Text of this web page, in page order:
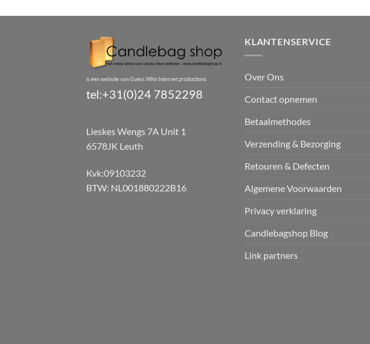
is een website van Guess Who Internet productions
tel:+31(0)24 7852298
Lieskes Wengs 7A Unit 1
6578JK Leuth
Kvk:09103232
BTW: NL001880222B16
KLANTENSERVICE
Over Ons
Contact opnemen
Betaalmethodes
Verzending & Bezorging
Retouren & Defecten
Algemene Voorwaarden
Privacy verklaring
Candlebagshop Blog
Link partners